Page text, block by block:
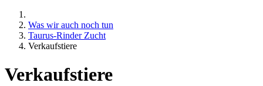
Was wir auch noch tun
Taurus-Rinder Zucht
Verkaufstiere
Verkaufstiere